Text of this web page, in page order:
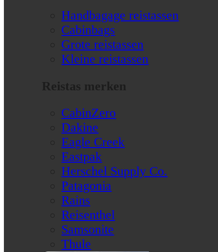
Handbagage reistassen
Cabinbags
Grote reistassen
Kleine reistassen
Reistas merken
CabinZero
Dakine
Eagle Creek
Eastpak
Herschel Supply Co.
Patagonia
Rains
Reisenthel
Samsonite
Thule